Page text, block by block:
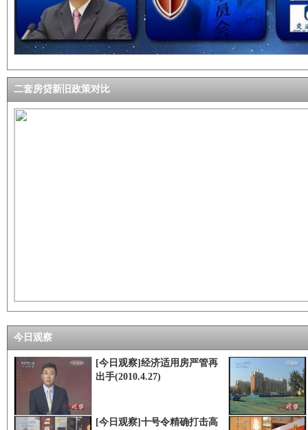
二套房贷新旧政策对比
今日观察
[今日观察]经济适用房严管再
出手(2010.4.27)
[今日观察]十号令精确打击高